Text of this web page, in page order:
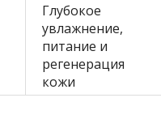
Глубокое
увлажнение,
питание и
регенерация
кожи